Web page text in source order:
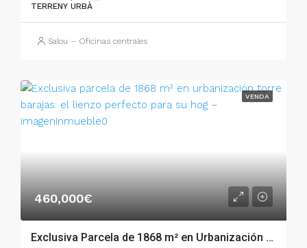
TERRENY URBÀ
Salou – Oficinas centrales
VENDA
460,000€
Exclusiva Parcela de 1868 m² en Urbanización Torre Barajas: El lienzo perfecto para su hog – 54245